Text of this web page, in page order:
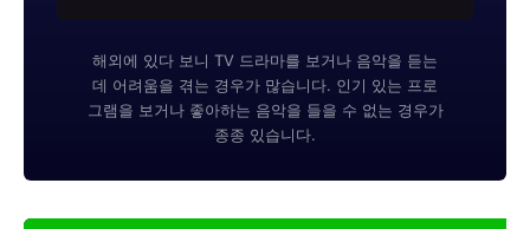
해외에 있다 보니 TV 드라마를 보거나 음악을 듣는
데 어려움을 겪는 경우가 많습니다. 인기 있는 프로
그램을 보거나 좋아하는 음악을 들을 수 없는 경우가
종종 있습니다.